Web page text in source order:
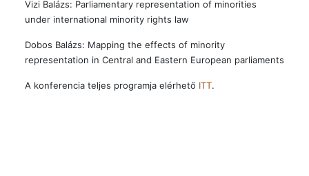
Vizi Balázs: Parliamentary representation of minorities
under international minority rights law
Dobos Balázs: Mapping the effects of minority
representation in Central and Eastern European parliaments
A konferencia teljes programja elérhető ITT.